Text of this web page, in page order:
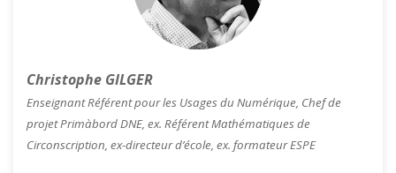
Christophe GILGER
Enseignant Référent pour les Usages du Numérique, Chef de
projet Primàbord DNE, ex. Référent Mathématiques de
Circonscription, ex-directeur d’école, ex. formateur ESPE